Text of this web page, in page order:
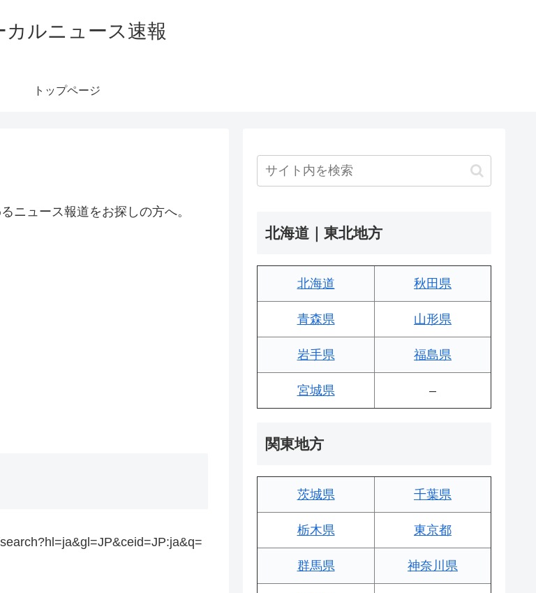
カルニュース速報
トップページ
ニュース報道をお探しの方へ。
北海道｜東北地方
北海道 秋田県
青森県 山形県
岩手県 福島県
宮城県 –
関東地方
茨城県 千葉県
栃木県 東京都
群馬県 神奈川県